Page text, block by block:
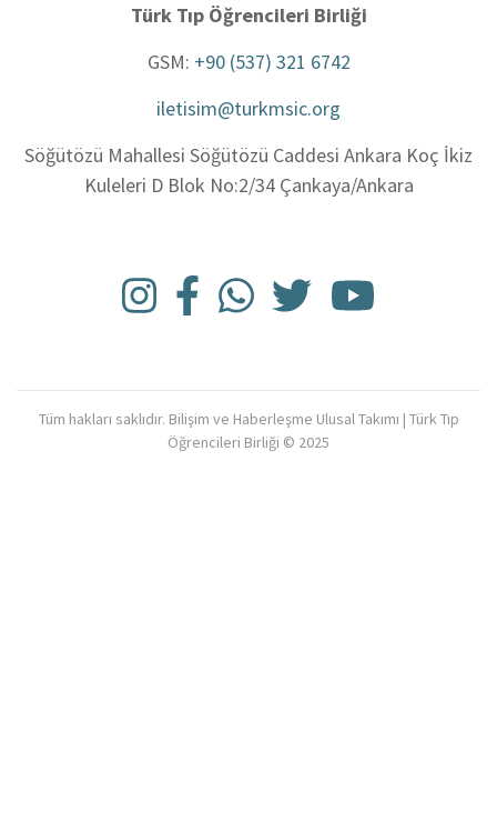
Türk Tıp Öğrencileri Birliği
GSM: +90 (537) 321 6742
iletisim@turkmsic.org
Söğütözü Mahallesi Söğütözü Caddesi Ankara Koç İkiz
Kuleleri D Blok No:2/34 Çankaya/Ankara
Tüm hakları saklıdır. Bilişim ve Haberleşme Ulusal Takımı | Türk Tıp
Öğrencileri Birliği © 2025